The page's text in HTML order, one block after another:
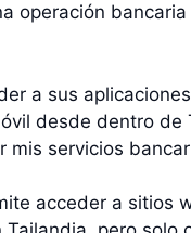
operación
a sus
desde dentro
mis servicios
acceder a